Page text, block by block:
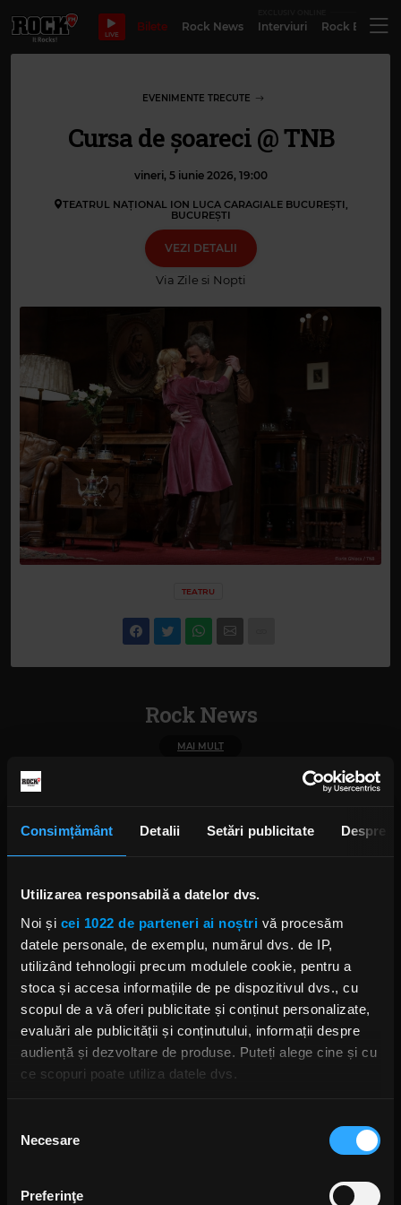
Consimțământ Detalii Setări publicitate Despre
Utilizarea responsabilă a datelor dvs.
Noi și cei 1022 de parteneri ai noștri vă procesăm
datele personale, de exemplu, numărul dvs. de IP,
utilizând tehnologii precum modulele cookie, pentru a
stoca și accesa informațiile de pe dispozitivul dvs., cu
scopul de a vă oferi publicitate și conținut personalizate,
evaluări ale publicității și conținutului, informații despre
audiență și dezvoltare de produse. Puteți alege cine și cu
ce scopuri poate utiliza datele dvs.
Să colectăm informațiile cu privire la locația dvs.
Să vă identificăm dispozitivul scanândul-l în mod
consimțământului
Necesare
Preferinţe
LIVE
Bilete Rock News Interviuri Rock
EVENIMENTE TRECUTE
Cursa de șoareci @ TNB
vineri, 5 iunie 2026, 19:00
TEATRUL NAȚIONAL ION LUCA CARAGIALE BUCUREȘTI,
BUCUREŞTI
VEZI DETALII
Via Zile si Nopti
TEATRU
Rock News
MAI MULT
Yngwie Malmsteen anunță
lansează single-ul „Now or
Never”
S-au deschis înscrierile pentru
Festivalul Mamaia 2026
Povestea revenirii trupei Linkin
Park, prezentată în noul